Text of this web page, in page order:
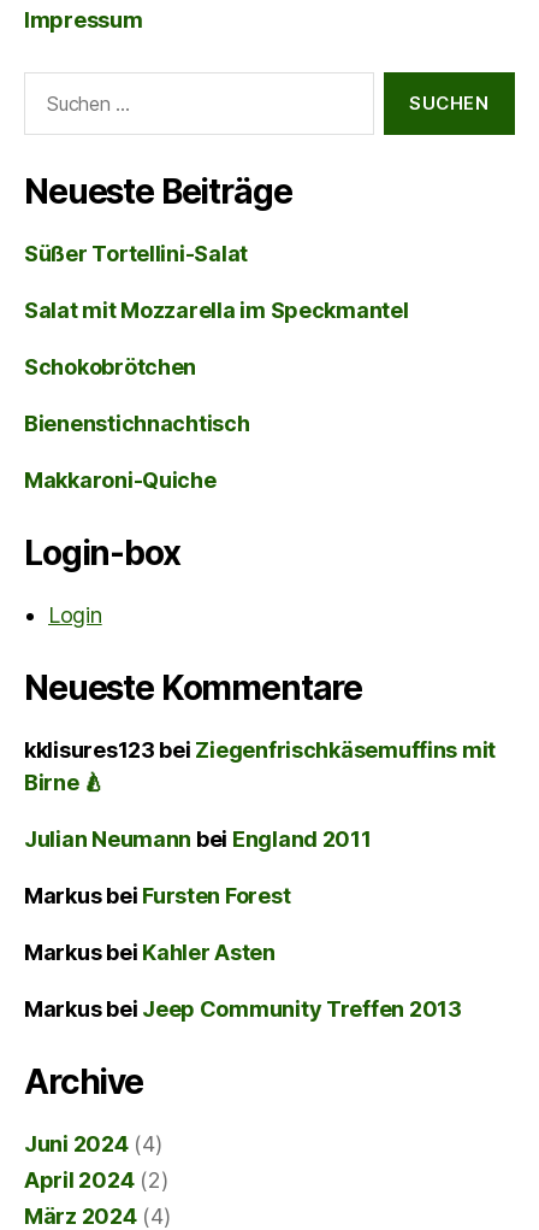
Impressum
nach:
Neueste Beiträge
Süßer Tortellini-Salat
Salat mit Mozzarella im Speckmantel
Schokobrötchen
Bienenstichnachtisch
Makkaroni-Quiche
Login-box
Login
Neueste Kommentare
kklisures123 bei Ziegenfrischkäsemuffins mit
Birne 🍐
Julian Neumann bei England 2011
Markusbei Fursten Forest
Markusbei Kahler Asten
Markusbei Jeep Community Treffen 2013
Archive
Juni 2024(4)
April 2024(2)
März 2024(4)